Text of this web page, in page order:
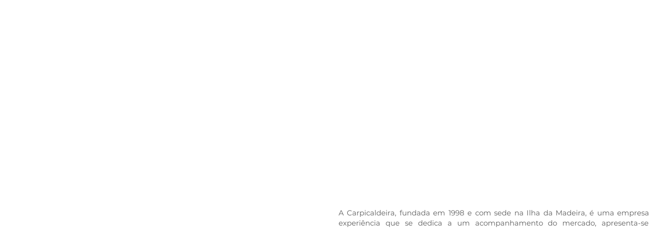
A Carpicaldeira, fundada em 1998 e com sede na Ilha da Madeira, é uma
experiência que se dedica a um acompanhamento do mercado, apresenta-